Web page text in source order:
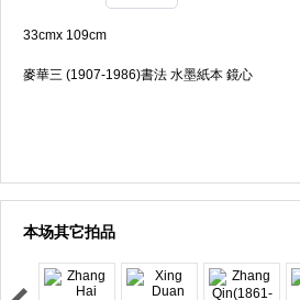
33cmx 109cm
麥華三 (1907-1986)書法 水墨紙本 鏡心
本场其它拍品